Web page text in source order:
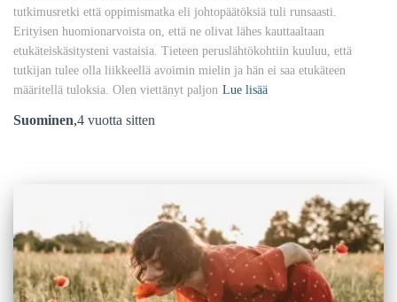
tutkimusretki että oppimismatka eli johtopäätöksiä tuli runsaasti.
Erityisen huomionarvoista on, että ne olivat lähes kauttaaltaan
etukäteiskäsitysteni vastaisia. Tieteen peruslähtökohtiin kuuluu, että
tutkijan tulee olla liikkeellä avoimin mielin ja hän ei saa etukäteen
määritellä tuloksia. Olen viettänyt paljon Lue lisää
Suominen,4 vuotta sitten